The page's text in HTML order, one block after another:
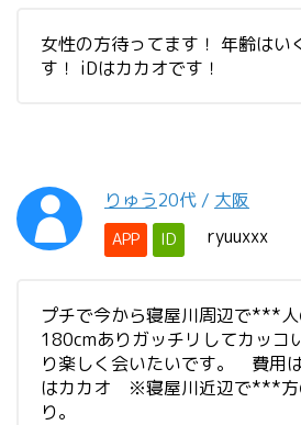
女性の方待ってます！ 年齢はい
す！ iDはカカオです！
りゅう20代 / 大阪
APP ID ryuuxxx
プチで今から寝屋川周辺で***
180cmありガッチリしてカッコ
り楽しく会いたいです。 費用
はカカオ ※寝屋川近辺で***方
り。